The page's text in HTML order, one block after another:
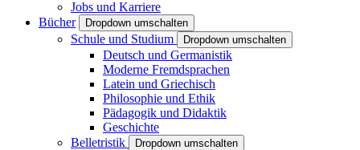
Jobs und Karriere
Bücher
Dropdown umschalten
Schule und Studium Dropdown umschalten
Deutsch und Germanistik
Moderne Fremdsprachen
Latein und Griechisch
Philosophie und Ethik
Pädagogik und Didaktik
Geschichte
Belletristik
Dropdown umschalten